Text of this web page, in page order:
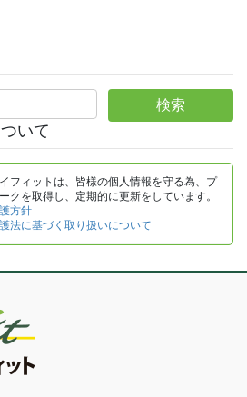
いて
フィットは、皆様の個人情報を守る為、プ
クを取得し、定期的に更新をしています。
方針
法に基づく取り扱いについて